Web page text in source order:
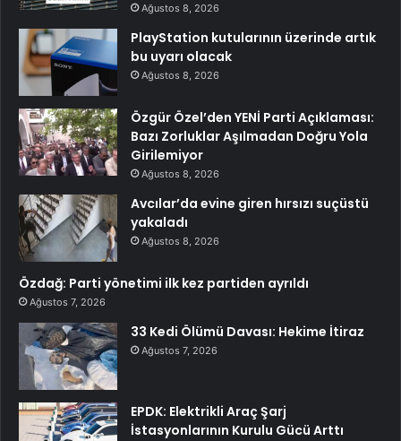
Ağustos 8, 2026
PlayStation kutularının üzerinde artık
bu uyarı olacak
Ağustos 8, 2026
Özgür Özel’den YENİ Parti Açıklaması:
Bazı Zorluklar Aşılmadan Doğru Yola
Girilemiyor
Ağustos 8, 2026
Avcılar’da evine giren hırsızı suçüstü
yakaladı
Ağustos 8, 2026
Özdağ: Parti yönetimi ilk kez partiden ayrıldı
Ağustos 7, 2026
33 Kedi Ölümü Davası: Hekime İtiraz
Ağustos 7, 2026
EPDK: Elektrikli Araç Şarj
İstasyonlarının Kurulu Gücü Arttı